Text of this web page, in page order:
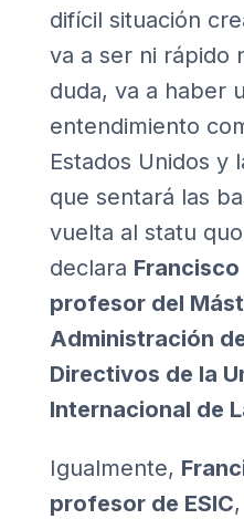
difícil situación
va a ser ni rápido
duda, va a haber
entendimiento
Estados Unidos y
que sentará las
vuelta al statu
declara Francisco
profesor del
Administración
Directivos de la
Internacional de
Igualmente,
profesor de ESIC